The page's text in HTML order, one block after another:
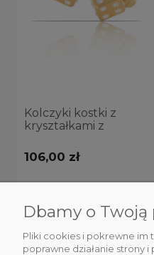
Kolczyki kostki z
kryształkami z
(P4414AU)
106,00 zł
Dbamy o
Pliki cookies i pokrewne im
poprawne działanie strony